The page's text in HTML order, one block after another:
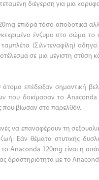
διέγερση για μια
επιδρά τόσο αποδοτικά
ένζυμο στο σώμα το
(Σιλντεναφίλη)
σε μια μέγιστη στύση
επέδειξαν σημαντική
που δοκίμασαν το Anaconda
που βίωσαν στο παρελθόν.
να επαναφέρουν τη
Εάν θέματα στυτικής
το Anaconda 120mg είναι η
δραστηριότητα με το